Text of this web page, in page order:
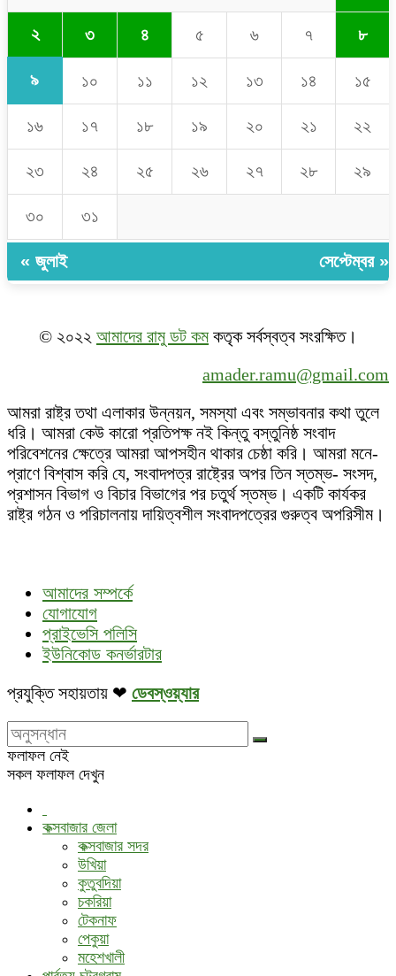
২ ৩ ৪ ৫ ৬ ৭ ৮
৯ ১০ ১১ ১২ ১৩ ১৪ ১৫
১৬ ১৭ ১৮ ১৯ ২০ ২১ ২২
২৩ ২৪ ২৫ ২৬ ২৭ ২৮ ২৯
৩০ ৩১
« জুলাই সেপ্টেম্বর »
© ২০২২ আমাদের রামু ডট কমকতৃক সর্বস্বত্ব সংরক্ষিত।
amader.ramu@gmail.com
আমরা রাষ্ট্র তথা এলাকার উন্নয়ন, সমস্যা এবং সম্ভাবনার কথা তুলে
ধরি। আমরা কেউ কারো প্রতিপক্ষ নই কিন্তু বস্তুনিষ্ঠ সংবাদ
পরিবেশনের ক্ষেত্রে আমরা আপসহীন থাকার চেষ্ঠা করি। আমরা মনে-
প্রাণে বিশ্বাস করি যে, সংবাদপত্র রাষ্ট্রের অপর তিন স্তম্ভ- সংসদ,
প্রশাসন বিভাগ ও বিচার বিভাগের পর চতুর্থ স্তম্ভ। একটি কার্যকর
রাষ্ট্র গঠন ও পরিচালনায় দায়িত্বশীল সংবাদপত্রের গুরুত্ব অপরিসীম।
আমাদের সম্পর্কে
যোগাযোগ
প্রাইভেসি পলিসি
ইউনিকোড কনর্ভারটার
প্রযুক্তি সহায়তায় ❤ ডেবস্ওয়্যার
ফলাফল নেই
সকল ফলাফল দেখুন
কক্সবাজার জেলা
কক্সবাজার সদর
উখিয়া
কুতুবদিয়া
চকরিয়া
টেকনাফ
পেকুয়া
মহেশখালী